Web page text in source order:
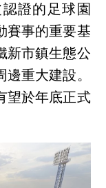
認證的足球園
賽事的重要基
新市鎮生態公
重大建設。
望於年底正式